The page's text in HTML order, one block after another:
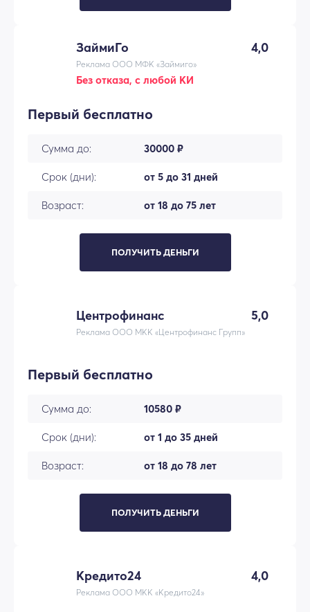
ЗаймиГо 4,0
Реклама ООО МФК «Займиго»
Без отказа, с любой КИ
Первый бесплатно
Сумма до: 30000 ₽
Срок (дни): от 5 до 31 дней
Возраст: от 18 до 75 лет
ПОЛУЧИТЬ ДЕНЬГИ
Центрофинанс 5,0
Реклама ООО МКК «Центрофинанс Групп»
Первый бесплатно
Сумма до: 10580 ₽
Срок (дни): от 1 до 35 дней
Возраст: от 18 до 78 лет
ПОЛУЧИТЬ ДЕНЬГИ
Кредито24 4,0
Реклама ООО МКК «Кредито24»